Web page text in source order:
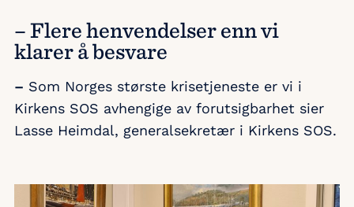
–Flere henvendelser enn vi
klarer å besvare
– Som Norges største krisetjeneste er vi i
Kirkens SOS avhengige av forutsigbarhet sier
Lasse Heimdal, generalsekretær i Kirkens SOS.